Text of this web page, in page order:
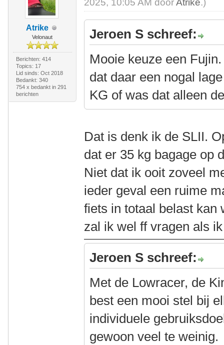
Atrike
Velonaut
Berichten: 414
Topics: 17
Lid sinds: Oct 2018
Bedankt: 340
754 x bedankt in 291
berichten
2025, 10:05 AM doorAtrike.)
Jeroen S schreef:
Mooie keuze een
dat daar een nogal
KG of was dat alleen
Dat is denk ik de SLII.
dat er 35 kg bagage op
Niet dat ik ooit zoveel
ieder geval een ruime
fiets in totaal belast kan
zal ik wel ff vragen als
Jeroen S schreef:
Met de Lowracer, de
best een mooi stel bij
individuele
gewoon veel te weinig.